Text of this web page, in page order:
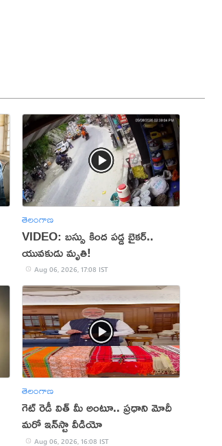
తెలంగాణ
VIDEO: బస్సు కింద పడ్డ బైకర్..
యువకుడు మృతి!
Aug 06, 2026, 17:08 IST
తెలంగాణ
గెట్ రెడీ విత్ మీ అంటూ.. ప్రధాని మోదీ
మరో ఇన్‌స్టా వీడియో
Aug 06, 2026, 16:08 IST